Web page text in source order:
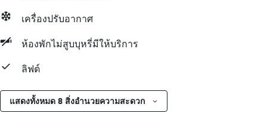
เครื่องปรับอากาศ
ห้องพักไม่สูบบุหรี่มีให้บริการ
ลิฟต์
แสดงทั้งหมด 8 สิ่งอำนวยความสะดวก